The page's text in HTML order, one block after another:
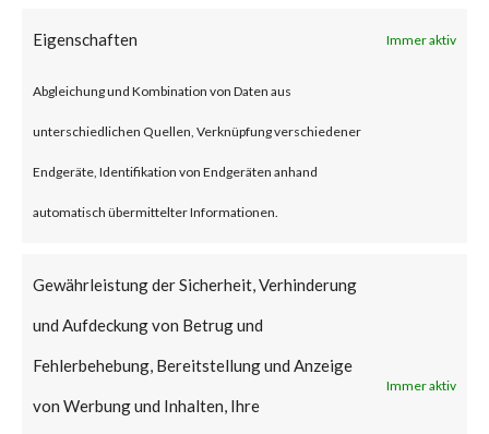
Eigenschaften Immer aktiv
Abgleichung und Kombination von Daten aus
unterschiedlichen Quellen, Verknüpfung verschiedener
Endgeräte, Identifikation von Endgeräten anhand
automatisch übermittelter Informationen.
Gewährleistung der Sicherheit, Verhinderung
und Aufdeckung von Betrug und
Fehlerbehebung, Bereitstellung und Anzeige
von Werbung und Inhalten, Ihre
Immer aktiv
Why is this Significant?
The CVE-2023-36884 has no
available patch and there are
reported exploitation in the
Microsoft has not released a fix
for CVE-2023-36884 at the